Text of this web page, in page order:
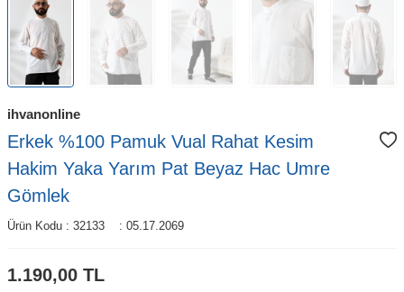
ihvanonline
Erkek %100 Pamuk Vual Rahat Kesim
Hakim Yaka Yarım Pat Beyaz Hac Umre
Gömlek
Ürün Kodu : 32133 : 05.17.2069
1.190,00 TL